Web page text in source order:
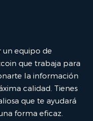
un equipo de
que trabaja para
la información
calidad. Tienes
que te ayudará
forma eficaz.